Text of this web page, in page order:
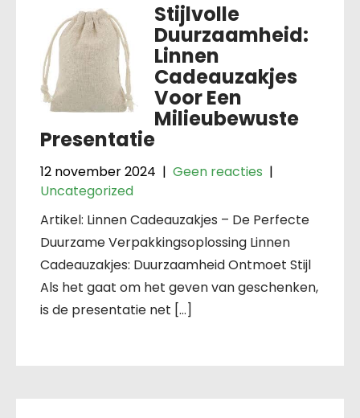
Stijlvolle
Duurzaamheid:
Linnen
Cadeauzakjes
Voor Een
Milieubewuste
Presentatie
12 november 2024 | Geen reacties |
Uncategorized
Artikel: Linnen Cadeauzakjes – De Perfecte
Duurzame Verpakkingsoplossing Linnen
Cadeauzakjes: Duurzaamheid Ontmoet Stijl
Als het gaat om het geven van geschenken,
is de presentatie net […]